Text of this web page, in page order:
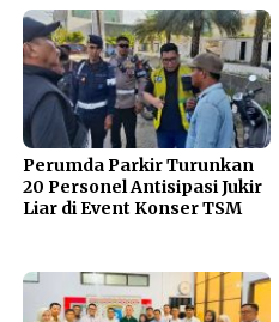
Perumda Parkir Turunkan
20 Personel Antisipasi Jukir
Liar di Event Konser TSM